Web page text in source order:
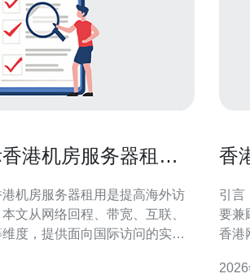
港机房服务器租用
机房服务器租用是提高海外访
文从网络回程、带宽、互联、
度，提供面向国际访问的实用
性。 评估海外访问需
香
引言
要兼
香港
低延